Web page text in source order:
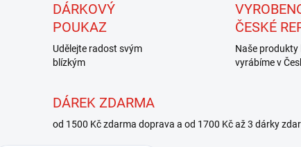
DÁRKOVÝ
POUKAZ
Udělejte radost svým
blízkým
ČESKÉ
Naše produkty
vyrábíme v
DÁREK ZDARMA
od 1500 Kč zdarma doprava a od 1700 Kč až 3 dárky